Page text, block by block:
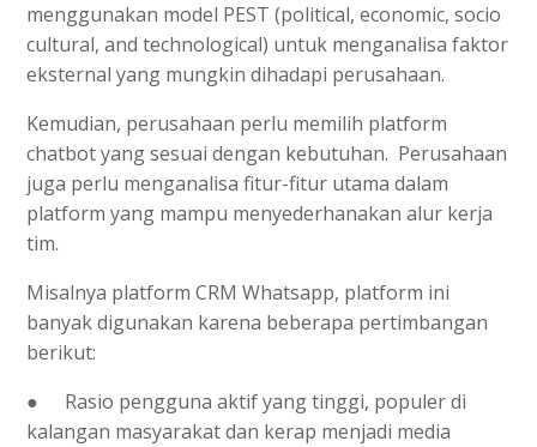
menggunakan model PEST (political, economic, socio
cultural, and technological) untuk menganalisa faktor
eksternal yang mungkin dihadapi perusahaan.
Kemudian, perusahaan perlu memilih platform
chatbot yang sesuai dengan kebutuhan. Perusahaan
juga perlu menganalisa fitur-fitur utama dalam
platform yang mampu menyederhanakan alur kerja
tim.
Misalnya platform CRM Whatsapp, platform ini
banyak digunakan karena beberapa pertimbangan
berikut:
●
Rasio pengguna aktif yang tinggi, populer di
kalangan masyarakat dan kerap menjadi media